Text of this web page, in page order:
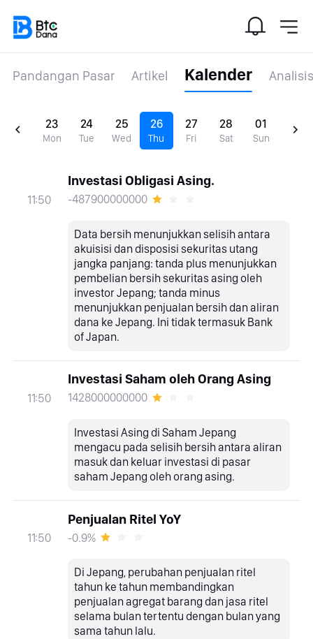
Pandangan Pasar Artikel Kalender
23
Mon
24
Tue
25
Wed
26
Thu
27
Fri
28
Sat
01
Sun
11:50
Investasi Obligasi Asing.
-487900000000
Data bersih menunjukkan selisih antara
akuisisi dan disposisi sekuritas utang
jangka panjang: tanda plus menunjukkan
pembelian bersih sekuritas asing oleh
investor Jepang; tanda minus
menunjukkan penjualan bersih dan aliran
dana ke Jepang. Ini tidak termasuk Bank
of Japan.
11:50
Investasi Saham oleh Orang Asing
1428000000000
Investasi Asing di Saham Jepang
mengacu pada selisih bersih antara aliran
masuk dan keluar investasi di pasar
saham Jepang oleh orang asing.
11:50
Penjualan Ritel YoY
-0.9%
Di Jepang, perubahan penjualan ritel
tahun ke tahun membandingkan
penjualan agregat barang dan jasa ritel
selama bulan tertentu dengan bulan yang
sama tahun lalu.